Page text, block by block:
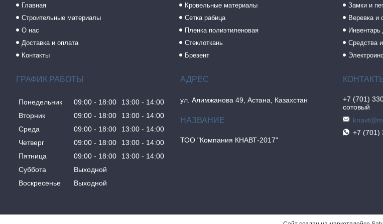
Главная
Строительные материалы
О нас
Доставка и оплата
Контакты
Кровельные материалы
Сетка рабица
Пленка полиэтиленовая
Стеклоткань
Брезент
Замки и
Веревка и
Средства
ГРАФИК РАБОТЫ
Понедельник 09:00 18:00 13:00
14:00
Вторник
09:00 18:00 13:00
14:00
Среда
09:00 18:00 13:00
14:00
Четверг
09:00 18:00 13:00
14:00
Пятница
09:00 18:00 13:00
14:00
Суббота
Выходной
Воскресенье
Выходной
ул. Алимжанова 49, Астана, Казахстан
ТОО "Компания КНАВТ-2017"
+7 (701)
сотовый
+7 (701)